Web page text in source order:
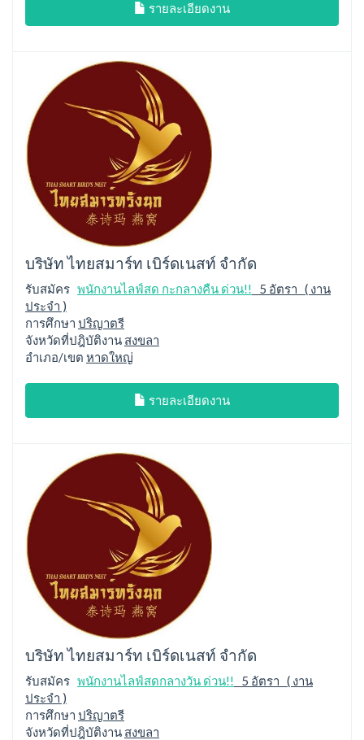
รายละเอียดงาน
บริษัท ไทยสมาร์ท เบิร์ดเนสท์ จำกัด
รับสมัคร พนักงานไลฟ์สด กะกลางคืน ด่วน!!
5 อัตรา ( งาน
ประจำ )
การศึกษา ปริญาตรี
จังหวัดที่ปฎิบัติงาน สงขลา
อำเภอ/เขต หาดใหญ่
รายละเอียดงาน
บริษัท ไทยสมาร์ท เบิร์ดเนสท์ จำกัด
รับสมัคร พนักงานไลฟ์สดกลางวัน ด่วน!!
5 อัตรา ( งาน
ประจำ )
การศึกษา ปริญาตรี
จังหวัดที่ปฎิบัติงาน สงขลา